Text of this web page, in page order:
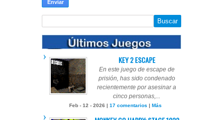
KEY 2 ESCAPE
En este juego de escape de
prisión, has sido condenado
recientemente por asesinar a
cinco personas,...
Feb - 12 - 2026 | 17 comentarios | Más